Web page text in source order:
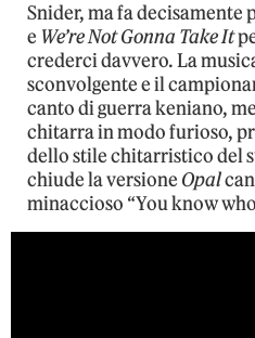
Snider, ma fa decisamente
e We’re Not Gonna Take It
crederci davvero. La
sconvolgente e il
canto di guerra keniano,
chitarra in modo furioso,
dello stile chitarristico del
chiude la versione Opal
minaccioso “You know